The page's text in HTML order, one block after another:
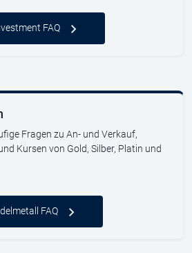
FAQ
Fragen zu An- und Verkauf,
Kursen von Gold, Silber, Platin und
FAQ